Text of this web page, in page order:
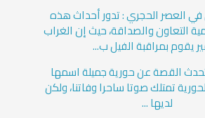
العصر الحجري : تدور أحداث هذه
التعاون والصداقة، حيث إن الغراب
يقوم بمراقبة الفيل ب...
القصة عن حورية جميلة اسمها
تمتلك صوتا ساحرا وفاتنا، ولكن
لديها ...